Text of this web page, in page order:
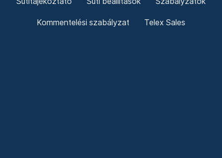
Kommentelési szabályzat Telex Sales